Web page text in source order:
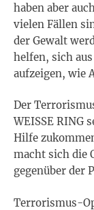
haben aber
vielen Fällen
der Gewalt
helfen, sich
aufzeigen, wie
Der
WEISSE RING
Hilfe
macht sich die
gegenüber der
Terrorismus-